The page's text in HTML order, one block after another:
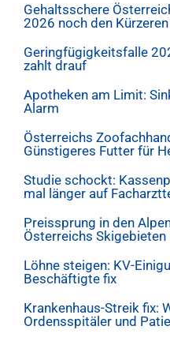
Gehaltsschere
2026 noch den
Geringfügigkeitsfalle
zahlt drauf
Apotheken am Limit:
Alarm
Österreichs
Günstigeres Futter für
Studie schockt:
mal länger auf
Preissprung in den
Österreichs Skigebieten
Löhne steigen: KV-
Beschäftigte fix
Krankenhaus-Streik fix:
Ordensspitäler und